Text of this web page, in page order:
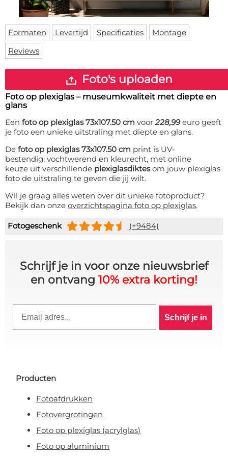
Deurmat
Vloermat
Skateboard deck
Over ons
Levertijden
Inloggen
WhatsApp
Formaten Levertijd Specificaties
Montage
Reviews
Foto's uploaden
Foto op plexiglas – museumkwaliteit met diepte en
glans
Een foto op plexiglas 73x107.50 cm voor228,99euro geeft
je foto een unieke uitstraling met diepte en glans.
De foto op plexiglas 73x107.50 cm print is UV-
bestendig, vochtwerend en kleurecht, met online
keuze uit verschillende plexiglasdiktesom jouw plexiglas
foto de uitstraling te geven die jij wilt.
Wil je graag alles weten over dit unieke fotoproduct?
Bekijk dan onze overzichtspagina foto op plexiglas.
Fotogeschenk (+9484)
Schrijf je in voor onze nieuwsbrief
en ontvang 10% extra korting!
Schrijf je in
Producten
Fotoafdrukken
Fotovergrotingen
Foto op plexiglas (acrylglas)
Foto op aluminium
10% KORTING OP JE